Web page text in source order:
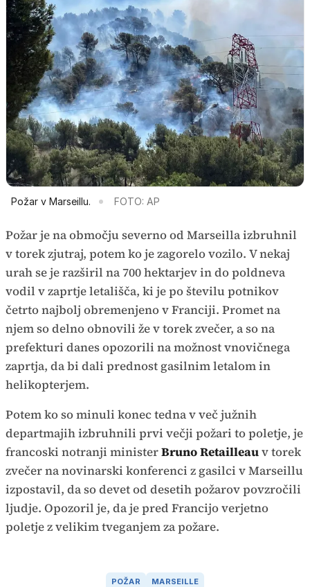
Požar v Marseillu. FOTO: AP
Požar je na območju severno od Marseilla izbruhnil
v torek zjutraj, potem ko je zagorelo vozilo. V nekaj
urah se je razširil na 700 hektarjev in do poldneva
vodil v zaprtje letališča, ki je po številu potnikov
četrto najbolj obremenjeno v Franciji. Promet na
njem so delno obnovili že v torek zvečer, a so na
prefekturi danes opozorili na možnost vnovičnega
zaprtja, da bi dali prednost gasilnim letalom in
helikopterjem.
Potem ko so minuli konec tedna v več južnih
departmajih izbruhnili prvi večji požari to poletje, je
francoski notranji ministerBruno Retailleauv torek
zvečer na novinarski konferenci z gasilci v Marseillu
izpostavil, da so devet od desetih požarov povzročili
ljudje. Opozoril je, da je pred Francijo verjetno
poletje z velikim tveganjem za požare.
POŽAR MARSEILLE